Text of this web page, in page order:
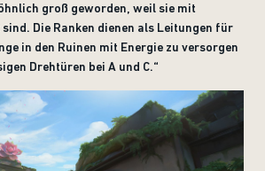
groß geworden, weil sie mit
Die Ranken dienen als Leitungen für
in den Ruinen mit Energie zu versorgen
Drehtüren bei A und C.“